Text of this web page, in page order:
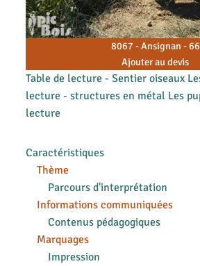
8067 - Ansignan - 66
Ajouter au devis
Table de lecture - Sentier oiseaux
lecture - structures en métal Les
lecture
Caractéristiques
Thème
Parcours d'interprétation
Informations communiquées
Contenus pédagogiques
Marquages
Impression